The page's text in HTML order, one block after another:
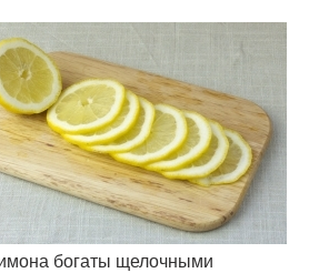
богаты щелочными